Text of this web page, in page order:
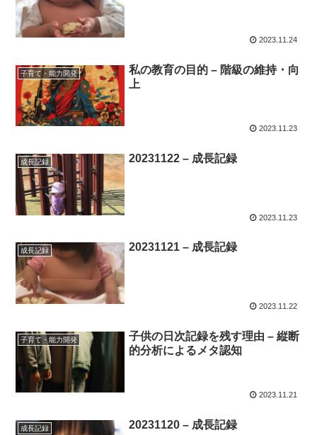
2023.11.24
子育て・能力開発
私の教育の目的 – 階級の維持・向
上
2023.11.23
成長記録 20231122 – 成長記録
2023.11.23
成長記録 20231121 – 成長記録
2023.11.22
子育て・能力開発
子供の日次記録を残す理由 – 縦断
的分析によるメタ認知
2023.11.21
成長記録 20231120 – 成長記録